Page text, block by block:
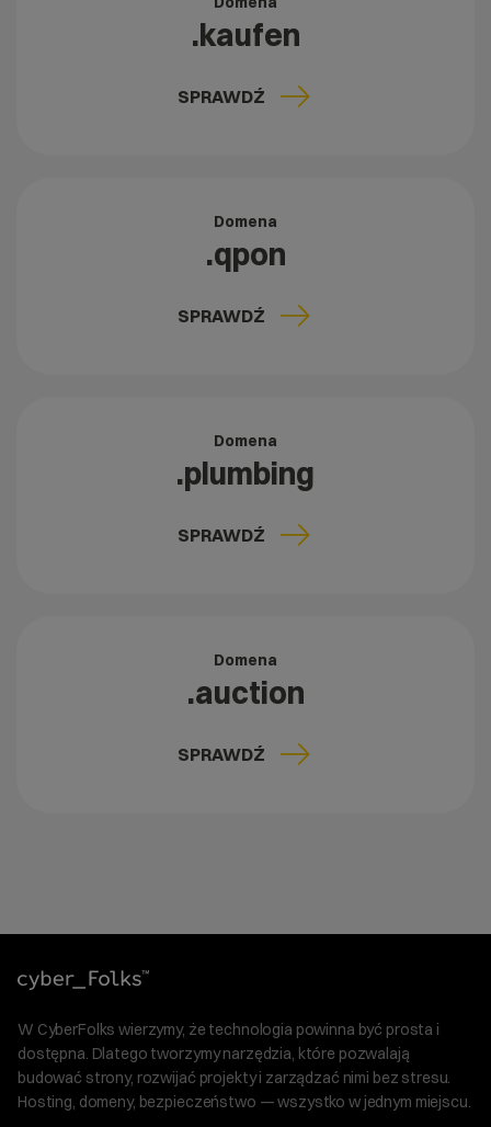
.kaufen
SPRAWDŹ
Domena
.qpon
SPRAWDŹ
Domena
.plumbing
SPRAWDŹ
Domena
.auction
SPRAWDŹ
W CyberFolks wierzymy, że technologia powinna być prosta i
dostępna. Dlatego tworzymy narzędzia, które pozwalają
budować strony, rozwijać projekty i zarządzać nimi bez stresu.
Hosting, domeny, bezpieczeństwo — wszystko w jednym miejscu.